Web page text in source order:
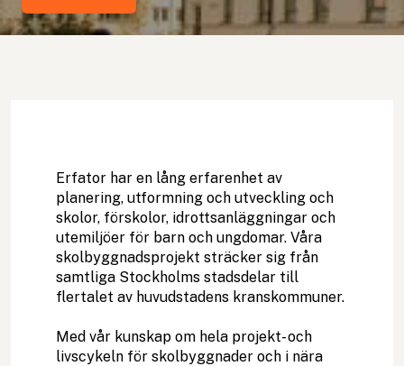
KONTAKT
Erfator har en lång erfarenhet av
planering, utformning och utveckling och
skolor, förskolor, idrottsanläggningar och
utemiljöer för barn och ungdomar. Våra
skolbyggnadsprojekt sträcker sig från
samtliga Stockholms stadsdelar till
flertalet av huvudstadens kranskommuner.
Med vår kunskap om hela projekt- och
livscykeln för skolbyggnader och i nära